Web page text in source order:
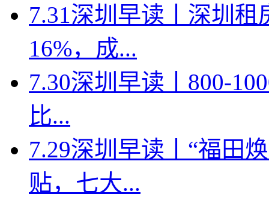
7.31深圳早读丨深圳
16%，成...
7.30深圳早读丨800-
比...
7.29深圳早读丨“福田
贴，七大...